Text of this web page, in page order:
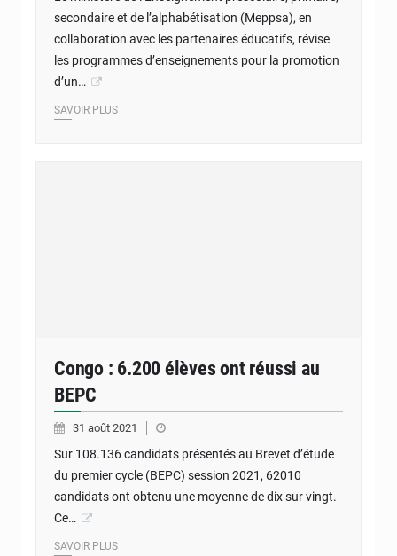
secondaire et de l’alphabétisation (Meppsa), en
collaboration avec les partenaires éducatifs, révise
les programmes d’enseignements pour la promotion
d’un…
SAVOIR PLUS
Congo : 6.200 élèves ont réussi au
BEPC
31 août 2021
Sur 108.136 candidats présentés au Brevet d’étude
du premier cycle (BEPC) session 2021, 62010
candidats ont obtenu une moyenne de dix sur vingt.
Ce…
SAVOIR PLUS